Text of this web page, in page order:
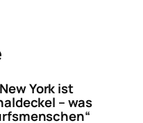
York ist
– was